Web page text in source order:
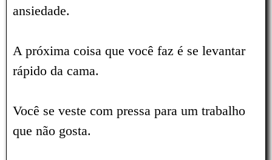
ansiedade.
A próxima coisa que você faz é se levantar
rápido da cama.
Você se veste com pressa para um trabalho
que não gosta.